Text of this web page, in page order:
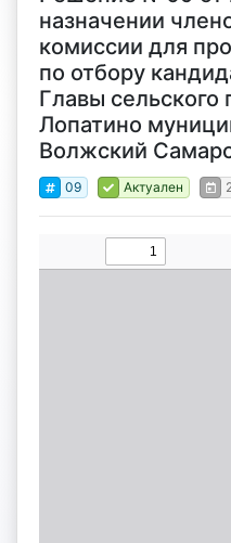
назначении
комиссии для
по отбору
Главы сельского
Лопатино
Волжский
09 Актуален